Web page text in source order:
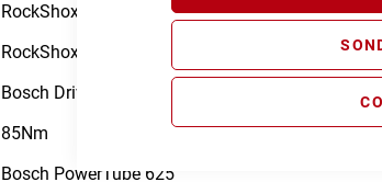
RockShox Recon Silver RL Air, Tapered,
RockShox Deluxe Select, 185x55mm (27.5:
Bosch Drive Unit Performance CX Generation 4
85Nm
Bosch PowerTube 625